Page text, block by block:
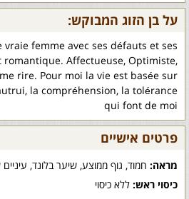
על בן הזוג המבוקש:
vraie femme avec ses défauts et ses
Affectueuse, Optimiste,
rire. Pour moi la vie est basée sur
la compréhension, la tolérance
qui font de moi
פרטים אישיים
מראה: חמוד, גוף ממוצע, שיער בלונד,
כיסוי ראש: ללא כיסוי